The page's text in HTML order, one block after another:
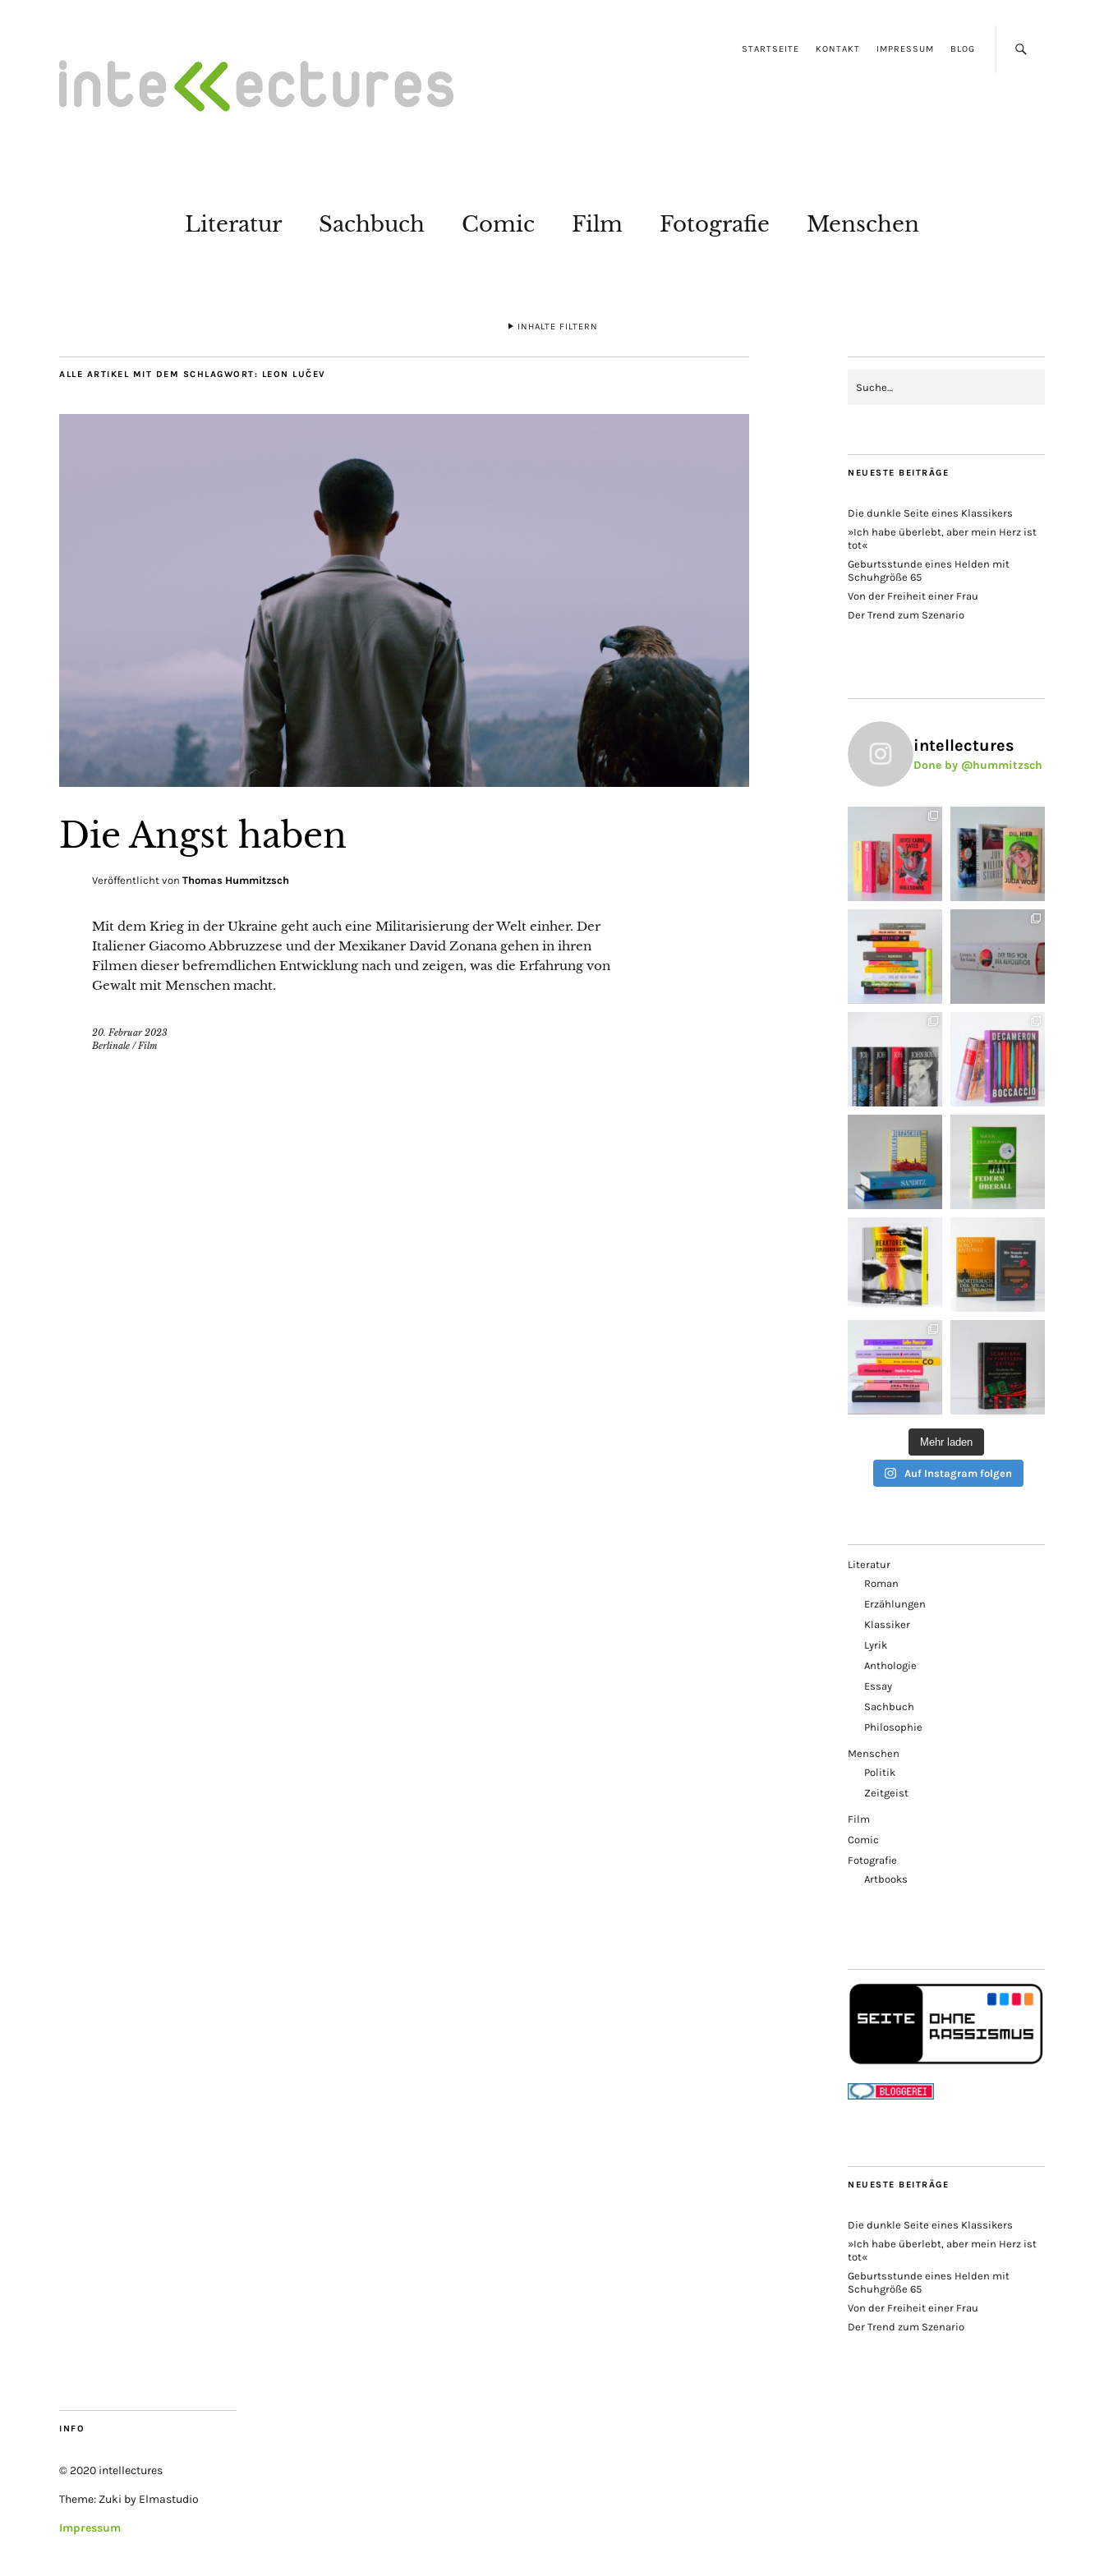
STARTSEITE KONTAKT IMPRESSUM BLOG
Literatur Sachbuch Comic Film Fotografie Menschen
INHALTE FILTERN
ALLE ARTIKEL MIT DEM SCHLAGWORT: LEON LUČEV
Die Angst haben
Veröffentlicht von Thomas Hummitzsch
Mit dem Krieg in der Ukraine geht auch eine Militarisierung der Welt einher. Der
Italiener Giacomo Abbruzzese und der Mexikaner David Zonana gehen in ihren
Filmen dieser befremdlichen Entwicklung nach und zeigen, was die Erfahrung von
Gewalt mit Menschen macht.
20. Februar 2023
Berlinale /Film
NEUESTE BEITRÄGE
Die dunkle Seite eines Klassikers
»Ich habe überlebt, aber mein Herz ist
tot«
Geburtsstunde eines Helden mit
Schuhgröße 65
Von der Freiheit einer Frau
Der Trend zum Szenario
intellectures
Done by @hummitzsch
Mehr laden
Auf Instagram folgen
Literatur
Roman
Erzählungen
Klassiker
Lyrik
Anthologie
Essay
Sachbuch
Philosophie
Menschen
Politik
Zeitgeist
Film
Comic
Fotografie
Artbooks
NEUESTE BEITRÄGE
Die dunkle Seite eines Klassikers
»Ich habe überlebt, aber mein Herz ist
tot«
Geburtsstunde eines Helden mit
Schuhgröße 65
Von der Freiheit einer Frau
Der Trend zum Szenario
INFO
© 2020 intellectures
Theme: Zuki by Elmastudio
Impressum